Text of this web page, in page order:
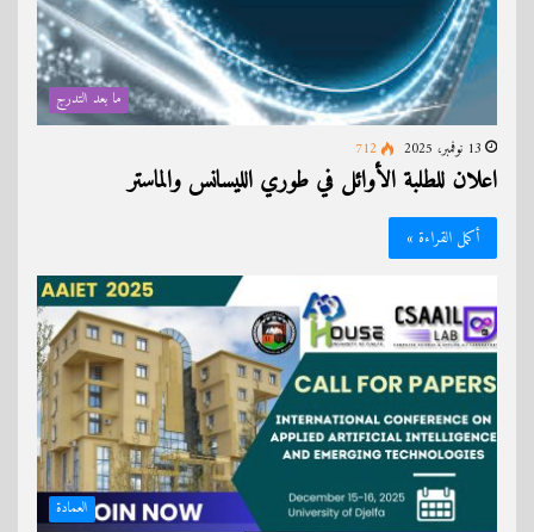
ما بعد التدرج
13 نوفمبر، 2025
712
اعلان للطلبة الأوائل في طوري الليسانس والماستر
أكمل القراءة »
العمادة